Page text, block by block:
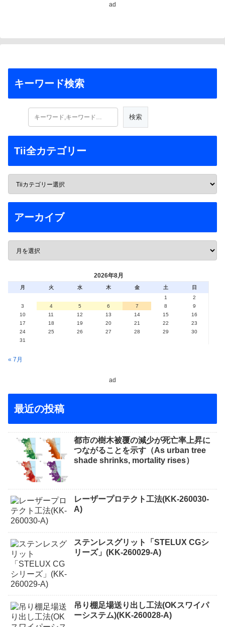
ad
キーワード検索
Tii全カテゴリー
アーカイブ
2026年8月
月 火 水 木 金 土
日
1
2
3
4 5 6 7 8
9
10
11 12 13 14 15
16
17
18 19 20 21 22
23
24
25 26 27 28 29
30
31
« 7月
ad
最近の投稿
都市の樹木被覆の減少が死亡率上昇に
つながることを示す（As urban tree
shade shrinks, mortality rises）
レーザープロテクト⼯法(KK-260030-
A)
ステンレスグリット「STELUX CGシ
リーズ」(KK-260029-A)
吊り棚足場送り出し工法(OKスワイパ
ーシステム)(KK-260028-A)